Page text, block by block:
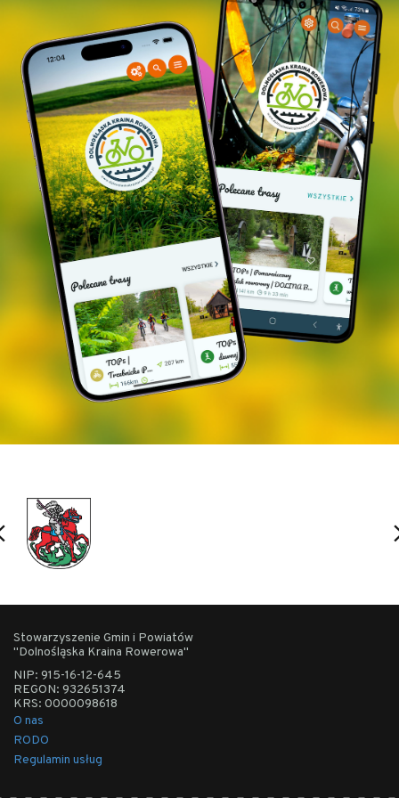
miejscu kultów pogańskich. Obecna świątynia jest
otoczona "sobotami" a wewnątrz zachowało się
wczesnobarokowe wyposażenie. Naprzeciw kościoła
ruiny pałacu dawnych właścicieli Trzebicka -
Bockelbergów, niestety można oglądać jedynie z
ulicy, gdyż stan techniczny grozi zawaleniem.
Nowe Grodzisko-ślady zamkuHochbergów
zniszczonego podczas wojny 7-letniej (po lewej,
zaraz za mostem na Baryczy, należy się dobrze
przyjżeć, ponieważ o dawnym zamku nie informują
żadne tabliczki, w zadrzewieniach widoczne jest
jedynie lekkie wzniesienie i umocnienia ziemne).
Stawno- wioska rybacka, którą zamieszkują
pracownicy Stawów Milickich SA. W głębi widoczne
potężne ceglane spichlerze. Ze stawna do Nowego
Grodziska prowadzi bardzo popularna trasa pieszo-
ptaków, które mieszkają na stawach znajdujących
się po obu stronach grobli.
Stowarzyszenie Gmin i Powiatów
"Dolnośląska Kraina Rowerowa"
NIP: 915-16-12-645
REGON: 932651374
KRS: 0000098618
O nas
RODO
Regulamin usług